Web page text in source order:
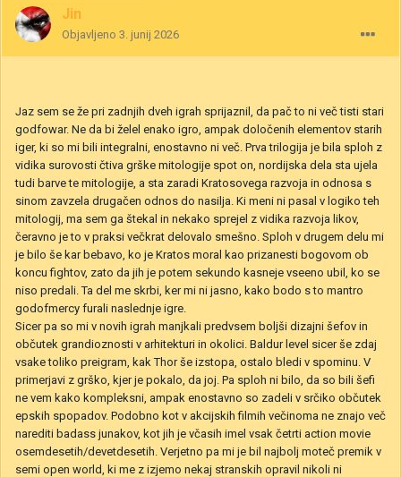
Jin
Objavljeno 3. junij 2026
Jaz sem se že pri zadnjih dveh igrah sprijaznil, da pač to ni več tisti stari
godfowar. Ne da bi želel enako igro, ampak določenih elementov starih
iger, ki so mi bili integralni, enostavno ni več. Prva trilogija je bila sploh z
vidika surovosti čtiva grške mitologije spot on, nordijska dela sta ujela
tudi barve te mitologije, a sta zaradi Kratosovega razvoja in odnosa s
sinom zavzela drugačen odnos do nasilja. Ki meni ni pasal v logiko teh
mitologij, ma sem ga štekal in nekako sprejel z vidika razvoja likov,
čeravno je to v praksi večkrat delovalo smešno. Sploh v drugem delu mi
je bilo še kar bebavo, ko je Kratos moral kao prizanesti bogovom ob
koncu fightov, zato da jih je potem sekundo kasneje vseeno ubil, ko se
niso predali. Ta del me skrbi, ker mi ni jasno, kako bodo s to mantro
godofmercy furali naslednje igre.
Sicer pa so mi v novih igrah manjkali predvsem boljši dizajni šefov in
občutek grandioznosti v arhitekturi in okolici. Baldur level sicer še zdaj
vsake toliko preigram, kak Thor še izstopa, ostalo bledi v spominu. V
primerjavi z grško, kjer je pokalo, da joj. Pa sploh ni bilo, da so bili šefi
ne vem kako kompleksni, ampak enostavno so zadeli v srčiko občutek
epskih spopadov. Podobno kot v akcijskih filmih večinoma ne znajo več
narediti badass junakov, kot jih je včasih imel vsak četrti action movie
osemdesetih/devetdesetih. Verjetno pa mi je bil najbolj moteč premik v
semi open world, ki me z izjemo nekaj stranskih opravil nikoli ni